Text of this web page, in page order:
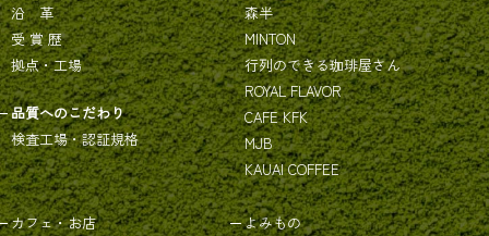
沿 革
受 賞 歴
拠点・工場
品質へのこだわり
検査工場・認証規格
森半
MINTON
行列のできる珈琲屋さん
ROYAL FLAVOR
CAFE KFK
MJB
KAUAI COFFEE
カフェ・お店
よみもの